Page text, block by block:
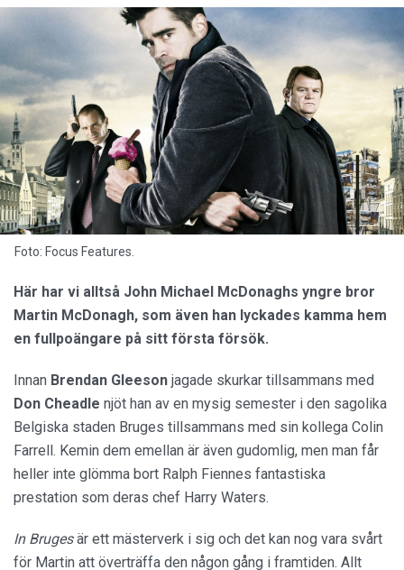
Foto: Focus Features.
Här har vi alltså John Michael McDonaghs yngre bror
Martin McDonagh, som även han lyckades kamma hem
en fullpoängare på sitt första försök.
Innan Brendan Gleeson jagade skurkar tillsammans med
Don Cheadle njöt han av en mysig semester i den sagolika
Belgiska staden Bruges tillsammans med sin kollega Colin
Farrell. Kemin dem emellan är även gudomlig, men man får
heller inte glömma bort Ralph Fiennes fantastiska
prestation som deras chef Harry Waters.
In Brugesär ett mästerverk i sig och det kan nog vara svårt
för Martin att överträffa den någon gång i framtiden. Allt